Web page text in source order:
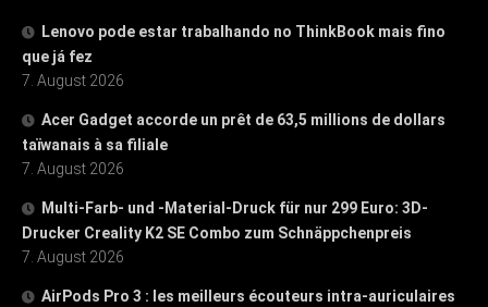
Lenovo pode estar trabalhando no ThinkBook mais fino
que já fez
7. August 2026
Acer Gadget accorde un prêt de 63,5 millions de dollars
taïwanais à sa filiale
7. August 2026
Multi-Farb- und -Material-Druck für nur 299 Euro: 3D-
Drucker Creality K2 SE Combo zum Schnäppchenpreis
7. August 2026
AirPods Pro 3 : les meilleurs écouteurs intra-auriculaires